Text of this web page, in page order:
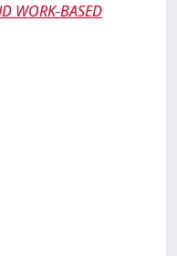
WORK-BASED